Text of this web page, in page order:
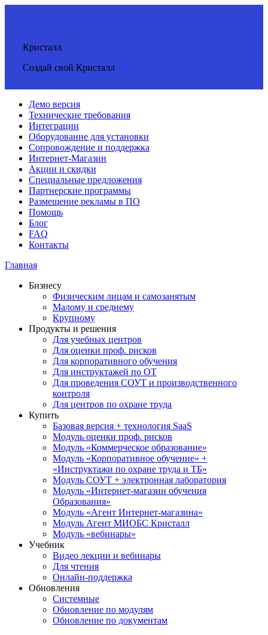
Кристалл
Создай свой Кристалл
Демо версия
Технические требования
Интеграции
Оборудование для установки
Сопровождение и поддержка
Интернет-Магазин
Акции и скидки
Специальные предложения
Партнерские программы
Размещение рекламы в ПО
Помощь
Блог
FAQ
Контакты
Главная
Бизнесу
Физическим лицам и самозанятым
Малому и среднему
Крупному
Продукты и решения
Для учебных центров
Для оценки проф. рисков
Для корпоративного обучения
Для инструктажей по ОТ
Для проведения СОУТ и производственного
контроля
Для центров по охране труда
Купить
Базовая версия + технология SaaS
Модуль оценки проф. рисков
Модуль «Коммерческое образование»
Модуль «Корпоративное обучение» +
«Инструктажи по охране труда и ТБ»
Модуль СОУТ + электронная лаборатория
Модуль «Интернет-магазин обучения
Образования»
Модуль «Агент Интернет-магазина»
Модуль Агент МИОБС Кристалл
Модуль «вебинары»
Учебник
Видео лекции и вебинары
Для чтения
Онлайн-поддержка
Обновления
Системные
Обновление по модулям
Обновление по документам